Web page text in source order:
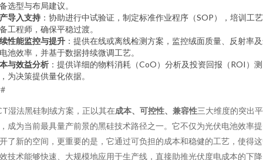
选型与布局建议。
导入支持 ：协助进行中试验证，制定标准作业程序（SOP），培训工
工程师，确保平稳过渡。
性能监控与提升 ：提供在线或离线检测方案，监控绒面质量、反射率
池效率，并基于数据持续微调工艺。
与效益分析 ：提供详细的物料消耗（CoO）分析及投资回报（ROI）测
为决策提供量化依据。
湿法黑硅制绒方案，正以其在成本、可控性、兼容性三大维度的突出平
成为当前最具量产前景的黑硅技术路径之一。它不仅为光伏电池效率
了新的空间，更重要的是，它通过可负担的成本和稳健的工艺，使得
技术能够快速、大规模地应用于生产线，直接助推光伏度电成本的下